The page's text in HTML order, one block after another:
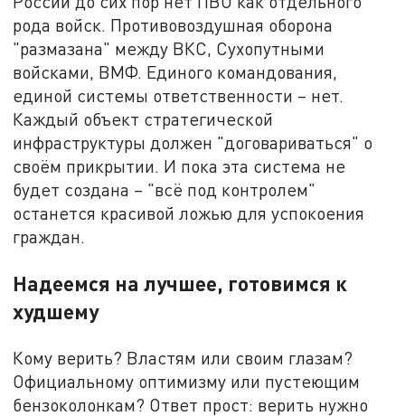
рода войск. Противовоздушная оборона
"размазана" между ВКС, Сухопутными
войсками, ВМФ. Единого командования,
единой системы ответственности – нет.
Каждый объект стратегической
инфраструктуры должен "договариваться" о
своём прикрытии. И пока эта система не
будет создана – "всё под контролем"
останется красивой ложью для успокоения
граждан.
Надеемся на лучшее, готовимся к
худшему
Кому верить? Властям или своим глазам?
Официальному оптимизму или пустеющим
бензоколонкам? Ответ прост: верить нужно